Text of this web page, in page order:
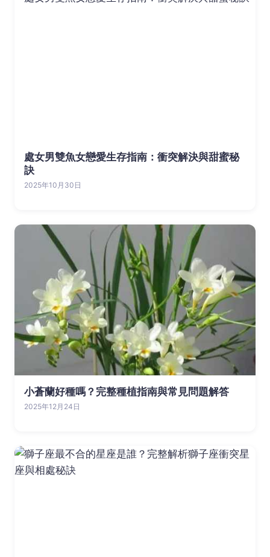
處女男雙魚女戀愛生存指南：衝突解決與甜蜜秘
訣
2025年10月30日
小蒼蘭好種嗎？完整種植指南與常見問題解答
2025年12月24日